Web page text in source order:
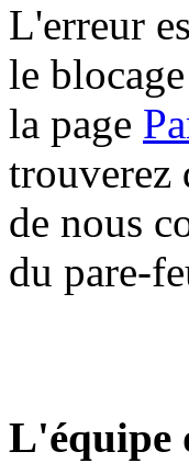
L'erreur
le
la page
trouverez
de nous
du pare-
L'équipe